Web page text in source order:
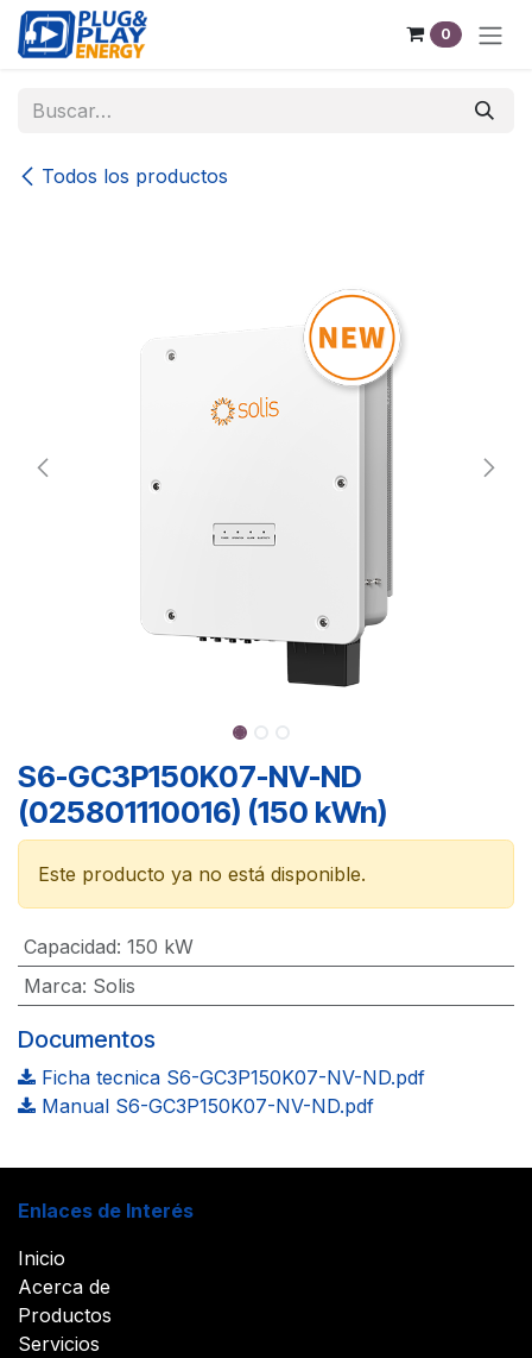
Ir al contenido
0
Todos los productos
S6-GC3P150K07-NV-ND
(025801110016) (150 kWn)
Este producto ya no está disponible.
Capacidad: 150 kW
Marca: Solis
Documentos
Ficha tecnica S6-GC3P150K07-NV-ND.pdf
Manual S6-GC3P150K07-NV-ND.pdf
Enlaces de Interés
Inicio
Acerca de
Productos
Servicios